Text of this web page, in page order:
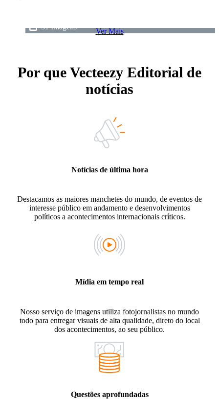
31 Imagens
Ver Mais
Por que Vecteezy Editorial de
notícias
Notícias de última hora
Destacamos as maiores manchetes do mundo, de eventos de
interesse público em andamento e desenvolvimentos
políticos a acontecimentos internacionais críticos.
Mídia em tempo real
Nosso serviço de imagens utiliza fotojornalistas no mundo
todo para entregar visuais de alta qualidade, direto do local
dos acontecimentos, ao seu público.
Questões aprofundadas